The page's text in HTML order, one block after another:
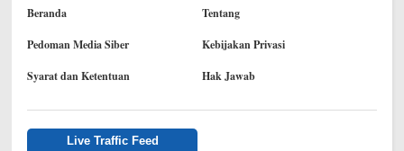
Beranda Tentang
Pedoman Media Siber Kebijakan Privasi
Syarat dan Ketentuan Hak Jawab
Live Traffic Feed